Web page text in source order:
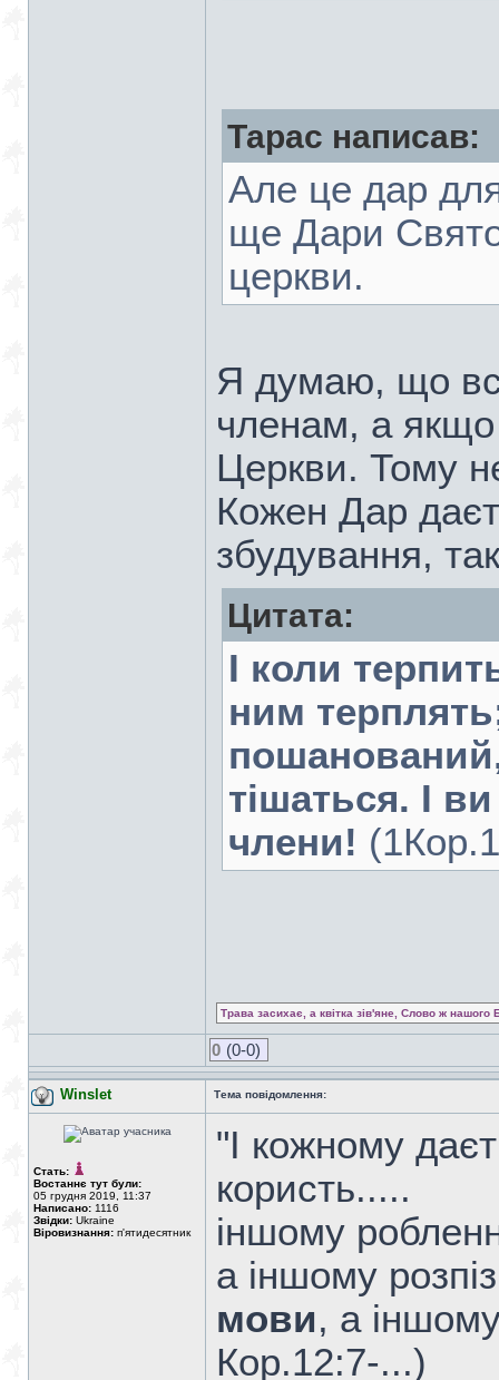
Тарас написав:
Але це дар
ще Дари
церкви.
Я думаю, що
членам, а
Церкви. Тому
Кожен Дар
збудування,
Цитата:
І коли
ним
тішаться. І
члени!
Трава засихає, а квітка зів'яне, Слово ж нашого
0 (0-0)
Winslet Тема повідомлення:
Стать:
Востаннє тут були:
05 грудня 2019, 11:37
Написано: 1116
Звідки: Ukraine
Віровизнання: п'ятидесятник
"І кожному
користь.....
іншому
а іншому
мови, а
Кор.12:7-...)